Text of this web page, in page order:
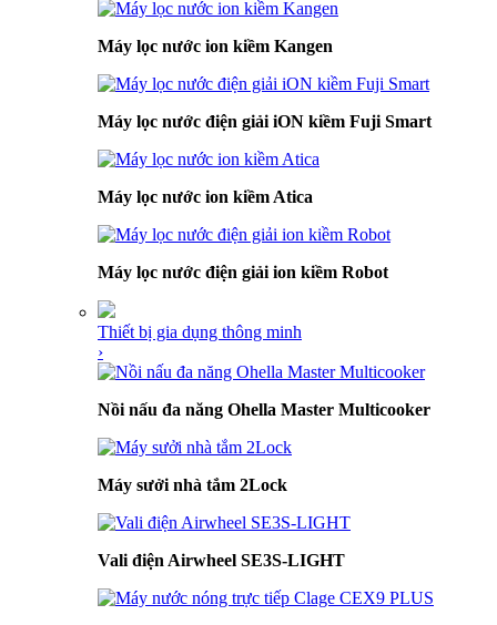
Máy lọc nước ion kiềm Kangen
Máy lọc nước điện giải iON kiềm Fuji Smart
Máy lọc nước ion kiềm Atica
Máy lọc nước điện giải ion kiềm Robot
Thiết bị gia dụng thông minh
›
Nồi nấu đa năng Ohella Master Multicooker
Máy sưởi nhà tắm 2Lock
Vali điện Airwheel SE3S-LIGHT